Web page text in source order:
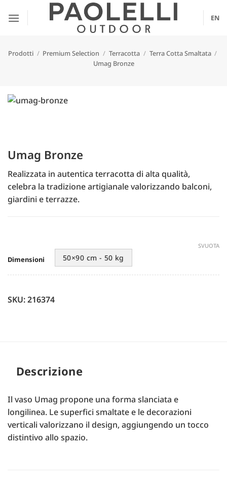
EN
Prodotti / Premium Selection / Terracotta / Terra Cotta Smaltata /
Umag Bronze
Umag Bronze
Realizzata in autentica terracotta di alta qualità,
celebra la tradizione artigianale valorizzando balconi,
giardini e terrazze.
Dimensioni 50×90 cm - 50 kg
SVUOTA
SKU: 216374
Descrizione
Il vaso Umag propone una forma slanciata e
longilinea. Le superfici smaltate e le decorazioni
verticali valorizzano il design, aggiungendo un tocco
distintivo allo spazio.